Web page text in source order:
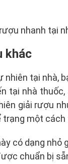
khác
tại nhà,
tại nhà
giải rượu
một cách
có dạng
chuẩn bị